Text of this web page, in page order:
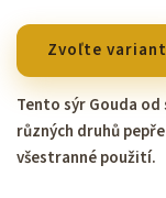
Zvoľte variant
Tento sýr Gouda
různých druhů
všestranné použití.